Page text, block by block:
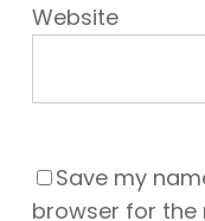
Website
Save my
browser for the